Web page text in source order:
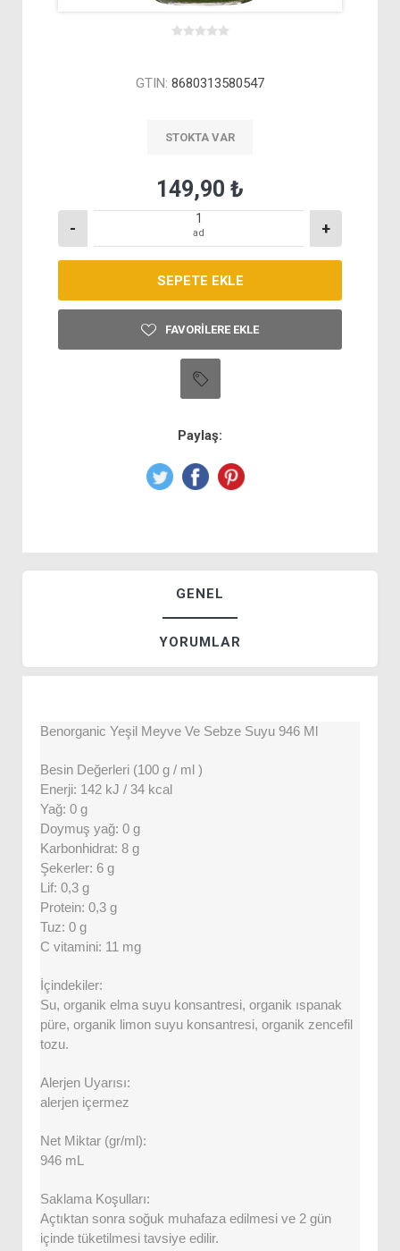
GTIN: 8680313580547
STOKTA VAR
149,90 ₺
- ad +
FAVORILERE EKLE
Paylaş:
GENEL
YORUMLAR
Benorganic Yeşil Meyve Ve Sebze Suyu 946 Ml
Besin Değerleri (100 g / ml )
Enerji: 142 kJ / 34 kcal
Yağ: 0 g
Doymuş yağ: 0 g
Karbonhidrat: 8 g
Şekerler: 6 g
Lif: 0,3 g
Protein: 0,3 g
Tuz: 0 g
C vitamini: 11 mg
İçindekiler:
Su, organik elma suyu konsantresi, organik ıspanak
püre, organik limon suyu konsantresi, organik zencefil
tozu.
Alerjen Uyarısı:
alerjen içermez
Net Miktar (gr/ml):
946 mL
Saklama Koşulları:
Açtıktan sonra soğuk muhafaza edilmesi ve 2 gün
içinde tüketilmesi tavsiye edilir.